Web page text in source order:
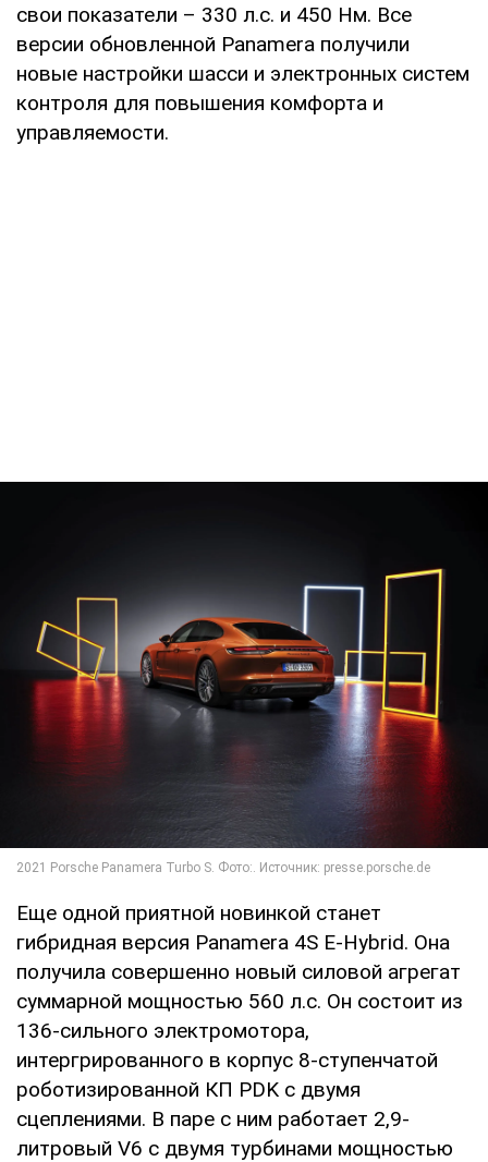
свои показатели – 330 л.с. и 450 Нм. Все
версии обновленной Panamera получили
новые настройки шасси и электронных систем
контроля для повышения комфорта и
управляемости.
Еще одной приятной новинкой станет
гибридная версия Panamera 4S E-Hybrid. Она
получила совершенно новый силовой агрегат
суммарной мощностью 560 л.с. Он состоит из
136-сильного электромотора,
интергрированного в корпус 8-ступенчатой
роботизированной КП PDK с двумя
сцеплениями. В паре с ним работает 2,9-
литровый V6 с двумя турбинами мощностью